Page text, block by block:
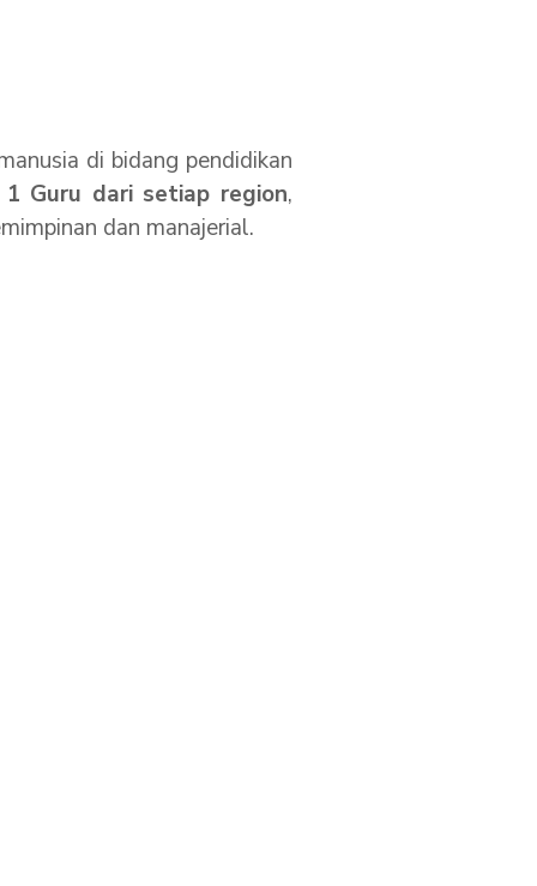
di bidang pendidikan
Guru dari setiap region,
dan manajerial.